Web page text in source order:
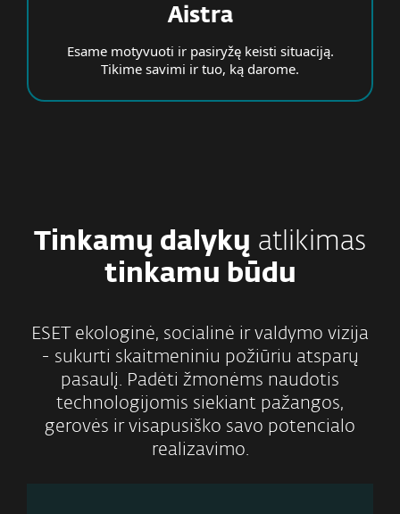
Aistra
Esame motyvuoti ir pasiryžę keisti situaciją.
Tikime savimi ir tuo, ką darome.
Tinkamų dalykų atlikimas
tinkamu būdu
ESET ekologinė, socialinė ir valdymo vizija
- sukurti skaitmeniniu požiūriu atsparų
pasaulį. Padėti žmonėms naudotis
technologijomis siekiant pažangos,
gerovės ir visapusiško savo potencialo
realizavimo.